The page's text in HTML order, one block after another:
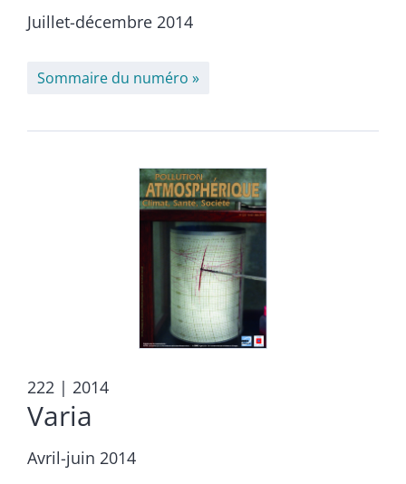
Juillet-décembre 2014
Sommaire du numéro
222 | 2014
Varia
Avril-juin 2014